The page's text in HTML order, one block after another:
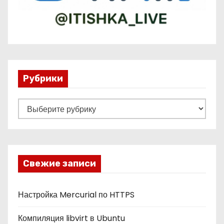
Рубрики
у
к
и
Свежие записи
Настройка Mercurial по HTTPS
Компиляция libvirt в Ubuntu